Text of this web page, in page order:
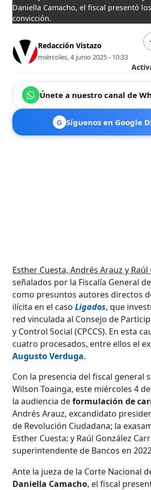
Daniella Camacho, el fiscal presentó
convicción.
Redacción Vistazo
miércoles, 4 junio 2025 - 10:33
Únete a nuestro canal de
G Síguenos en Google
Esther Cuesta, Andrés Arauz y Raúl
señalados por la Fiscalía General
como presuntos autores directos
ilícita en el casoLigados, que
red vinculada al Consejo de
y Control Social (CPCCS). En esta
cuatro procesados, entre ellos el
Augusto Verduga.
Con la presencia del fiscal general
Wilson Toainga, este miércoles 4
la audiencia deformulación de
Andrés Arauz, excandidato
de Revolución Ciudadana; la
Esther Cuesta; y Raúl González
superintendente de Bancos en
Ante la jueza de la Corte Nacional
Daniella Camacho, el fiscal